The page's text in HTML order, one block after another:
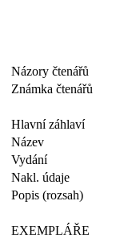
Názory čtenářů
Známka čtenářů
Hlavní záhlaví
Název
Vydání
Nakl. údaje
Popis (rozsah)
EXEMPLÁŘE